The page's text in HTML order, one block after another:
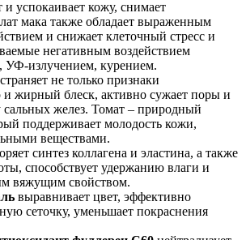
и успокаивает кожу, снимает
мака также обладает выраженным
и снижает клеточный стресс и
негативным воздействием
излучением, курением.
не только признаки
и жирный блеск, активно сужает поры и
сальных желез. Томат – природный
поддерживает молодость кожи,
веществами.
синтез коллагена и эластина, а также
способствует удержанию влаги и
вяжущим свойством.
выравнивает цвет, эффективно
сеточку, уменьшает покраснения